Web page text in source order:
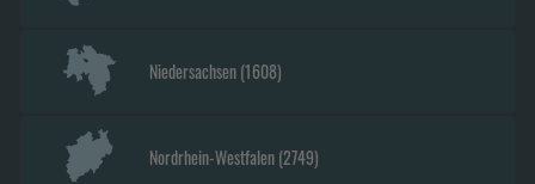
Niedersachsen(1608)
Nordrhein-Westfalen(2749)